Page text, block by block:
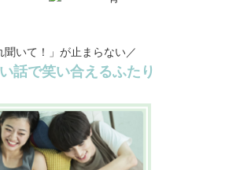
聞いて！」が止まらない／
話で笑い合えるふたり